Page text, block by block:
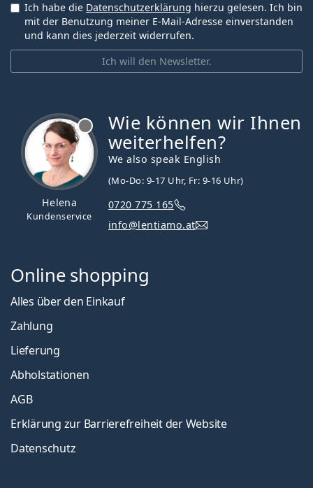
Ich will den Newsletter.
Ich habe die Datenschutzerklärung hierzu gelesen. Ich bin
mit der Benutzung meiner E-Mail-Adresse einverstanden
und kann dies jederzeit widerrufen.
Helena
Kundenservice
Wie können wir Ihnen
weiterhelfen?
We also speak English
(Mo-Do: 9-17 Uhr, Fr: 9-16 Uhr)
0720 775 165
info@lentiamo.at
Online shopping
Alles über den Einkauf
Zahlung
Lieferung
Abholstationen
AGB
Erklärung zur Barrierefreiheit der Website
Datenschutz